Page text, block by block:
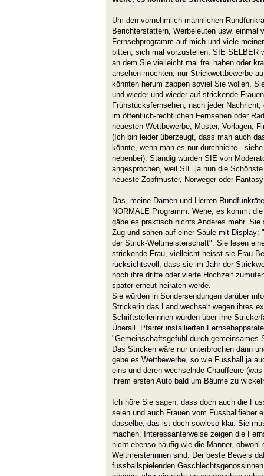
Um den vornehmlich männlichen
Berichterstattern, Werbeleuten usw. einmal
Fernsehprogramm auf mich und viele
bitten, sich mal vorzustellen, SIE SELBER
an dem Sie vielleicht mal frei haben oder
ansehen möchten, nur Strickwettbewerbe
könnten herum zappen soviel Sie wollen,
und wieder und wieder auf strickende
Frühstücksfernsehen, nach jeder
im öffentlich-rechtlichen Fernsehen oder
neuesten Wettbewerbe, Muster, Vorlagen,
(Ich bin leider überzeugt, dass man auch
könnte, wenn man es nur durchhielte -
nebenbei). Ständig würden SIE von
angesprochen, weil SIE ja nun die
neueste Zopfmuster, Norweger oder
Das, meine Damen und Herren
NORMALE Programm. Wehe, es kommt
gäbe es praktisch nichts Anderes mehr. Sie
Zug und sähen auf einer Säule mit Display:
der Strick-Weltmeisterschaft". Sie lesen
strickende Frau, vielleicht heisst sie Frau
rücksichtsvoll, dass sie im Jahr der
noch ihre dritte oder vierte Hochzeit
später erneut heiraten werde.
Sie würden in Sondersendungen darüber
Strickerin das Land wechselt wegen ihres
Schriftstellerinnen würden über ihre
Überall. Pfarrer installierten
"Gemeinschaftsgefühl durch gemeinsames
Das Stricken wäre nur unterbrochen dann
gebe es Wettbewerbe, so wie Fussball ja
eins und deren wechselnde Chauffeure
ihrem ersten Auto bald um Bäume zu
Ich höre Sie sagen, dass doch auch die
seien und auch Frauen vom Fussballfieber
dasselbe, das ist doch sowieso klar. Sie
machen. Interessanterweise zeigen die
nicht ebenso häufig wie die Männer, obwohl
Weltmeisterinnen sind. Der beste Beweis
fussballspielenden